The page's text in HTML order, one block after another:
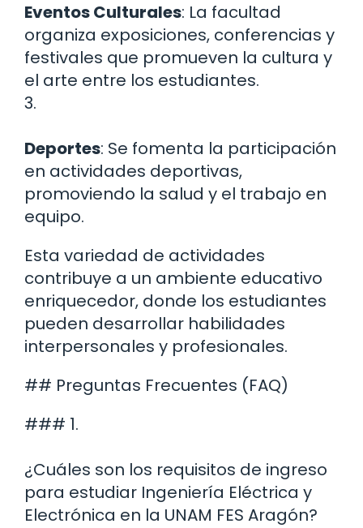
Eventos Culturales: La facultad
organiza exposiciones, conferencias y
festivales que promueven la cultura y
el arte entre los estudiantes.
3.
Deportes: Se fomenta la participación
en actividades deportivas,
promoviendo la salud y el trabajo en
equipo.
Esta variedad de actividades
contribuye a un ambiente educativo
enriquecedor, donde los estudiantes
pueden desarrollar habilidades
interpersonales y profesionales.
## Preguntas Frecuentes (FAQ)
### 1.
¿Cuáles son los requisitos de ingreso
para estudiar Ingeniería Eléctrica y
Electrónica en la UNAM FES Aragón?